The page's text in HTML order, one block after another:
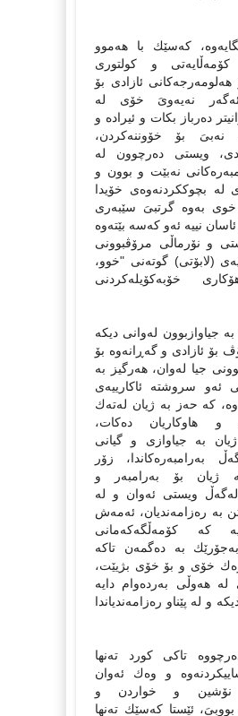
كەسێك با هەموو
كۆمەڵایەتى و كولتورى
ئازادى بۆ
نەیەوىَ خۆى لە
دەرباز بكات و ئیرادە و
نەبىَ بۆ خۆوننەكردن،
دى، ویستى دەرچوون لە
نەبێت و بوون و
لە بچوككردنەوەى خۆیدا
خوى بەوە گرتبىَ سێبەرى
ئاسان نییە ئەو كەسە بێتەوە
و نۆرماڵى مرۆڤبوونى
(لابۆتى) گوتەنى "خوو،
خۆبەكۆیلەكردنى
بە جیاوازبوون لەوانى دیكە
بۆ ئازادى و گەڕانەوە بۆ
جیا لەوان، هەرگیز بە
ئەو سروشتە ئاكارییەى
كە حەز بە ژیان لەتەك
و هاوكاریان دەكات،
بە جیاوازى و گیانى
بەرامبەرەكاندا، زۆر
ژیان بۆ بەرامبەر و
لەگەڵ ویستى ئەوان و لە
بە رەزامەندیان، ئەمەش
كە كۆمەڵگەكەمانى
بەجۆرێك بە دەگمەن تاكە
خۆى و بۆ خۆى بژیێت،
لە هەوڵى بەردەوام دایە
و لە پێناو رەزامەندیاندا
تاكى كورد تەنها
و وەك ئەوان
و خواردن و
ئێستا كەسێك تەنها